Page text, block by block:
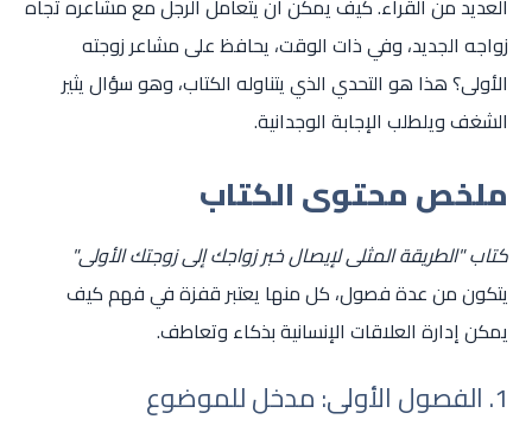
زواجه الجديد، وفي ذات الوقت، يحافظ على مشاعر زوجته
الأولى؟ هذا هو التحدي الذي يتناوله الكتاب، وهو سؤال يثير
الشغف ويلطلب الإجابة الوجدانية.
ملخص محتوى الكتاب
كتاب "الطريقة المثلى لإيصال خبر زواجك إلى زوجتك الأولى"
يتكون من عدة فصول، كل منها يعتبر قفزة في فهم كيف
يمكن إدارة العلاقات الإنسانية بذكاء وتعاطف.
1. الفصول الأولى: مدخل للموضوع